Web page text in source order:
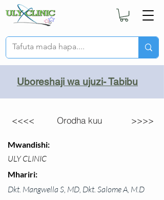
Uboreshaji wa ujuzi- Tabibu
<<<< Orodha kuu >>>>
Mwandishi:
ULY CLINIC
Mhariri:
Dkt. Mangwella S, MD, Dkt. Salome A, M.D